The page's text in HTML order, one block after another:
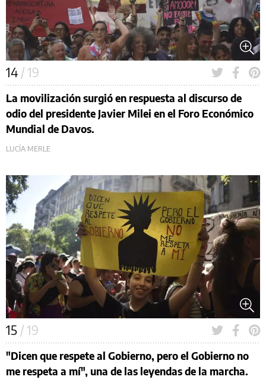
14 / 19
La movilización surgió en respuesta al discurso de
odio del presidente Javier Milei en el Foro Económico
Mundial de Davos.
LUCÍA MERLE
15 / 19
"Dicen que respete al Gobierno, pero el Gobierno no
me respeta a mí", una de las leyendas de la marcha.